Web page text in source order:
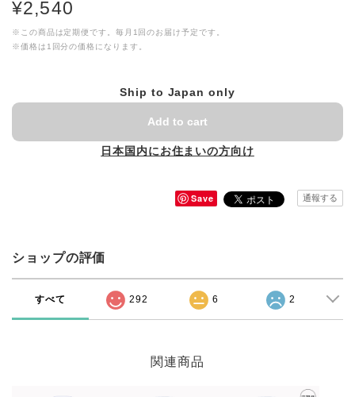
¥2,540
※この商品は定期便です。毎月1回のお届け予定です。
※価格は1回分の価格になります。
Ship to Japan only
Add to cart
日本国内にお住まいの方向け
Save 通報する
ショップの評価
すべて 292 6 2
関連商品